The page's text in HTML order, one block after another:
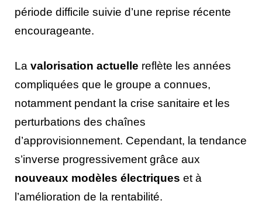
période difficile suivie d’une reprise récente
encourageante.
La valorisation actuelle reflète les années
compliquées que le groupe a connues,
notamment pendant la crise sanitaire et les
perturbations des chaînes
d’approvisionnement. Cependant, la tendance
s’inverse progressivement grâce aux
nouveaux modèles électriques et à
l’amélioration de la rentabilité.